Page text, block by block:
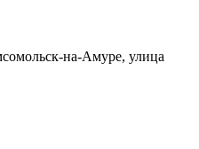
на-Амуре, улица